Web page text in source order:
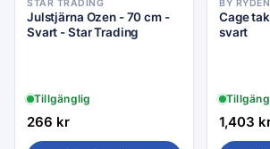
STAR TRADING
Julstjärna Ozen - 70 cm -
Svart - Star Trading
Tillgänglig
266 kr
BY
Cage
svart
1,403